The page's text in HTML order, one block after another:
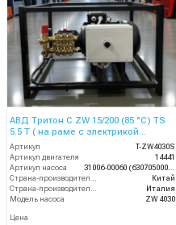
АВД Тритон C ZW 15/200 (85 °C) TS
5.5 T ( на раме с электрикой
теплозащитой)
Артикул
T-ZW4030S
Артикул двигателя
14441
Артикул насоса
Китай
Италия
Модель насоса
ZW 4030
Цена